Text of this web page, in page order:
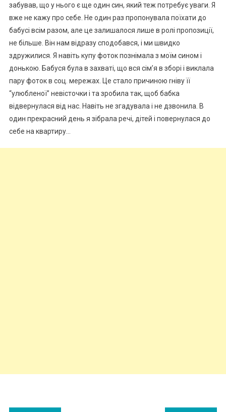
забував, що у нього є ще один син, який теж потребує уваги. Я
вже не кажу про себе. Не один раз пропонувала поїхати до
бабусі всім разом, але це залишалося лише в ролі пропозиції,
не більше. Він нам відразу сподобався, і ми швидко
здружилися. Я навіть купу фоток познімала з моїм сином і
донькою. Бабуся була в захваті, що вся сім’я в зборі і виклала
пару фоток в соц. мережах. Це стало причиною rніву її
“улюбленої” невісточки і та зробила так, щоб бабка
відвернулася від нас. Навіть не згадувала і не дзвонила. В
один прекрасний день я зібрала речі, дітей і повернулася до
себе на квартиру…